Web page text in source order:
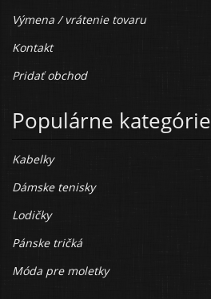
Výmena / vrátenie tovaru
Kontakt
Pridať obchod
Populárne kategórie
Kabelky
Dámske tenisky
Lodičky
Pánske tričká
Móda pre moletky